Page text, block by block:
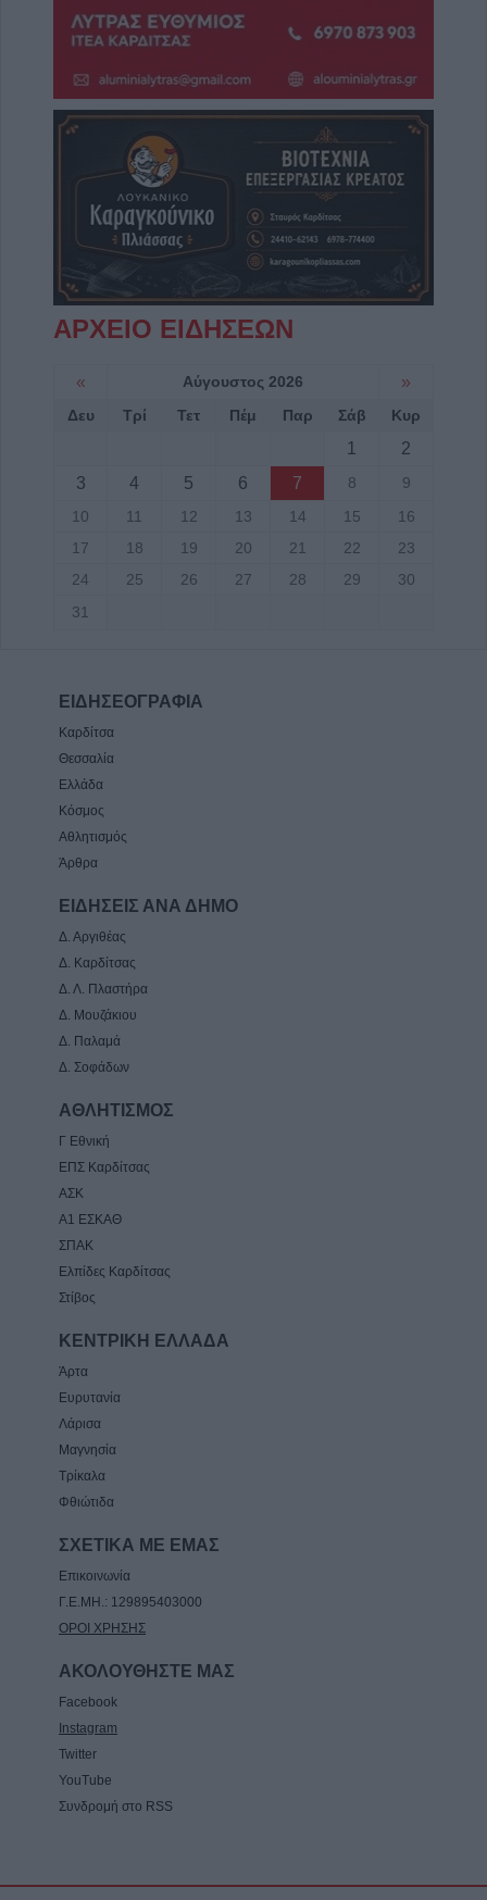
ΑΡΧΕΙΟ ΕΙΔΗΣΕΩΝ
« Αύγουστος 2026 »
Δευ Τρί Τετ Πέμ Παρ Σάβ Κυρ
1
2
3
4 5 6 7 8
9
10
11 12 13 14 15
16
17
18 19 20 21 22
23
24
25 26 27 28 29
30
31
ΕΙΔΗΣΕΟΓΡΑΦΙΑ
Καρδίτσα
Θεσσαλία
Ελλάδα
Κόσμος
Αθλητισμός
Άρθρα
ΕΙΔΗΣΕΙΣ ΑΝΑ ΔΗΜΟ
Δ. Αργιθέας
Δ. Καρδίτσας
Δ. Λ. Πλαστήρα
Δ. Μουζάκιου
Δ. Παλαμά
Δ. Σοφάδων
ΑΘΛΗΤΙΣΜΟΣ
Γ Εθνική
ΕΠΣ Καρδίτσας
ΑΣΚ
Α1 ΕΣΚΑΘ
ΣΠΑΚ
Ελπίδες Καρδίτσας
Στίβος
ΚΕΝΤΡΙΚΗ ΕΛΛΑΔΑ
Άρτα
Ευρυτανία
Λάρισα
Μαγνησία
Τρίκαλα
Φθιώτιδα
ΣΧΕΤΙΚΑ ΜΕ ΕΜΑΣ
Επικοινωνία
Γ.Ε.ΜΗ.: 129895403000
ΟΡΟΙ ΧΡΗΣΗΣ
ΑΚΟΛΟΥΘΗΣΤΕ ΜΑΣ
Facebook
Instagram
Twitter
YouTube
Συνδρομή στο RSS